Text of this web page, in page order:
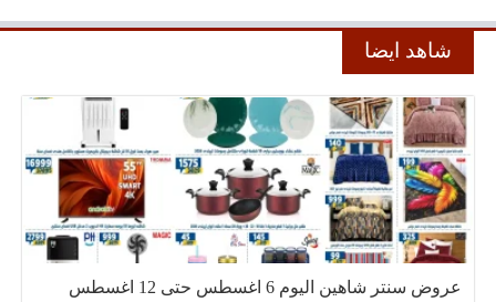
شاهد ايضا
عروض سنتر شاهين اليوم 6 اغسطس حتى 12 اغسطس